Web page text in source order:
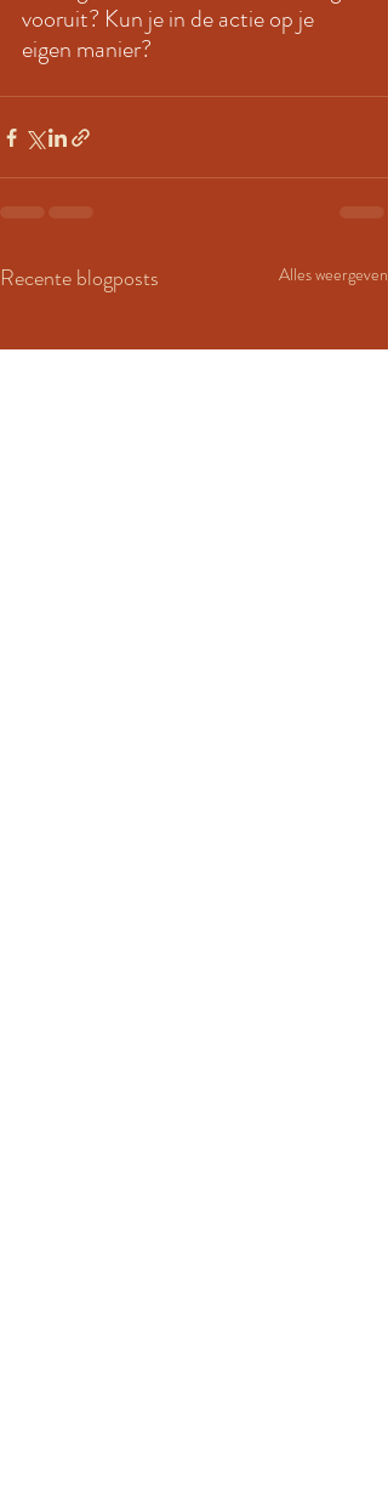
vooruit? Kun je in de actie op je
eigen manier?
Recente blogposts Alles weergeven